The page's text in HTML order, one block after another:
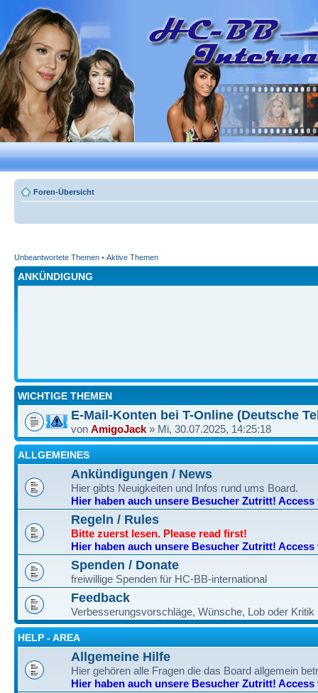
Foren-Übersicht
Unbeantwortete Themen • Aktive Themen
ANKÜNDIGUNG
WICHTIGE THEMEN
E-Mail-Konten bei T-Online (Deutsche
von AmigoJack » Mi, 30.07.2025, 14:25:18
ALLGEMEINES
Ankündigungen / News
Hier gibts Neuigkeiten und Infos rund ums Board.
Hier haben auch unsere Besucher Zutritt!
Regeln / Rules
Bitte zuerst lesen. Please read first!
Hier haben auch unsere Besucher Zutritt!
Spenden / Donate
freiwillige Spenden für HC-BB-international
Feedback
Verbesserungsvorschläge, Wünsche, Lob oder Kritik
HELP - AREA
Allgemeine Hilfe
Hier gehören alle Fragen die das Board allgemein
Hier haben auch unsere Besucher Zutritt!